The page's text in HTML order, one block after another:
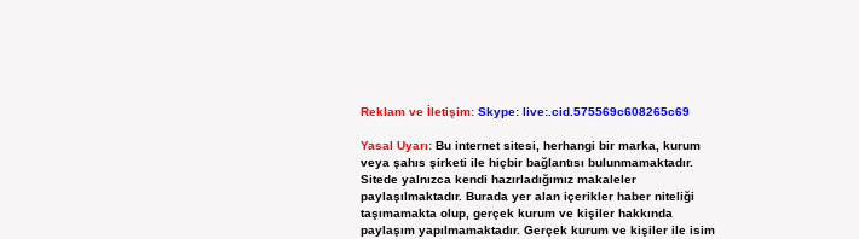
Reklam ve İletişim: Skype: live:.cid.575569c608265c69
Yasal Uyarı: Bu internet sitesi, herhangi bir marka, kurum
veya şahıs şirketi ile hiçbir bağlantısı bulunmamaktadır.
Sitede yalnızca kendi hazırladığımız makaleler
paylaşılmaktadır. Burada yer alan içerikler haber niteliği
taşımamakta olup, gerçek kurum ve kişiler hakkında
paylaşım yapılmamaktadır. Gerçek kurum ve kişiler ile isim